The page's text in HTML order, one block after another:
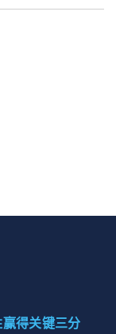
得关键三分